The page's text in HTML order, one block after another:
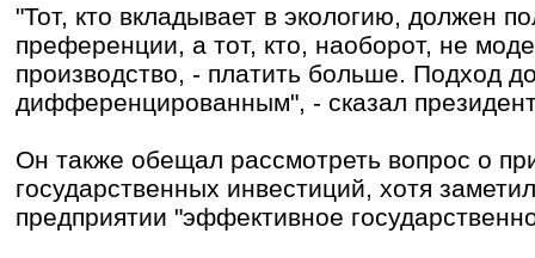
"Тот, кто вкладывает в экологию, должен
преференции, а тот, кто, наоборот, не
производство, - платить больше. Подход
дифференцированным", - сказал
Он также обещал рассмотреть вопрос о
государственных инвестиций, хотя
предприятии "эффективное